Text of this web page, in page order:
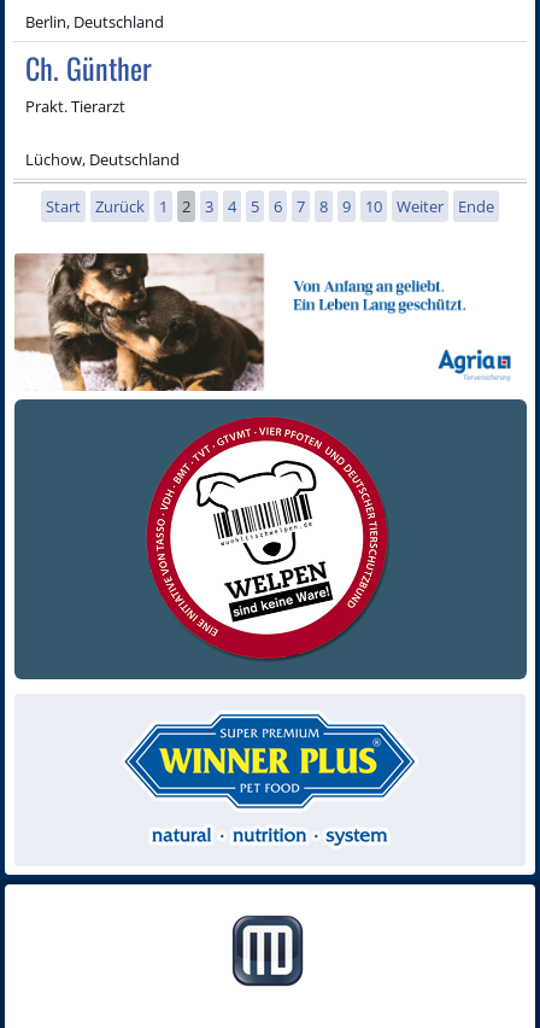
Berlin, Deutschland
Ch. Günther
Prakt. Tierarzt
Lüchow, Deutschland
Start Zurück 1 2 3 4 5 6 7 8 9 10 Weiter Ende